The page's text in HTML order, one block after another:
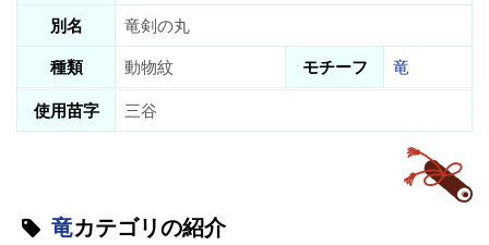
別名
竜剣の丸
種類
動物紋 モチーフ
竜
使用苗字
三谷
竜カテゴリの紹介